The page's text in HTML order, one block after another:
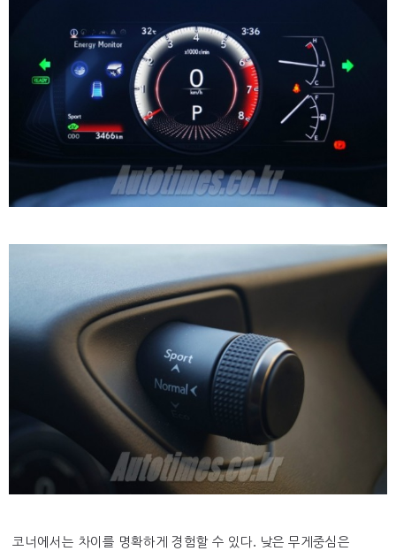
코너에서는 차이를 명확하게 경험할 수 있다. 낮은 무게중심은